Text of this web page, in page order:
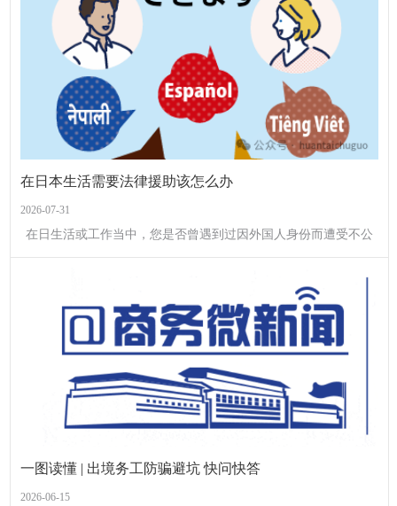
在日本生活需要法律援助该怎么办
2026-07-31
在日生活或工作当中，您是否曾遇到过因外国人身份而遭受不公
正歧视，或在学校遭受欺凌的情况？当遭遇歧视、骚扰、语言暴
力或权益被侵害时请不要独自烦恼，请向法务局咨询。
一图读懂 | 出境务工防骗避坑 快问快答
2026-06-15